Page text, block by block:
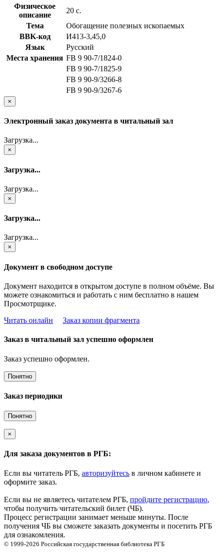
Физическое
описание
20 с.
Тема
Обогащение полезных ископаемых
BBK-код
И413-3,45,0
Язык
Русский
Места хранения FB 9 90-7/1824-0
FB 9 90-7/1825-9
FB 9 90-9/3266-8
FB 9 90-9/3267-6
×
Электронный заказ документа в читальный зал
Загрузка...
×
Загрузка...
Загрузка...
×
Загрузка...
Загрузка...
×
Документ в свободном доступе
Документ находится в открытом доступе в полном объёме. Вы
можете ознакомиться и работать с ним бесплатно в нашем
Просмотрщике.
Читать онлайн
Заказ копии фрагмента
Заказ в читальный зал успешно оформлен
Заказ успешно оформлен.
Понятно
Заказ периодики
Понятно
×
Для заказа документов в РГБ:
Если вы читатель РГБ, авторизуйтесь в личном кабинете и
оформите заказ.
Если вы не являетесь читателем РГБ, пройдите регистрацию,
чтобы получить читательский билет (ЧБ).
Процесс регистрации занимает меньше минуты. После
получения ЧБ вы сможете заказать документы и посетить РГБ
для ознакомления.
© 1999-2026 Российская государственная библиотека РГБ